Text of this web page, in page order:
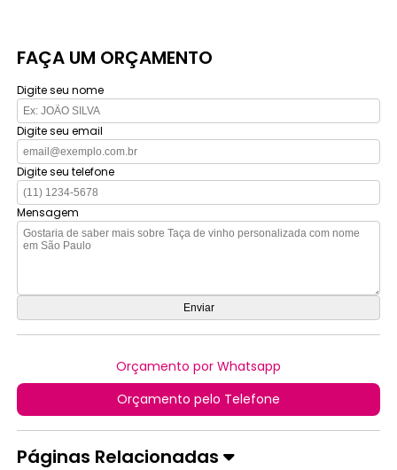
FAÇA UM ORÇAMENTO
Digite seu nome
Digite seu email
Digite seu telefone
Mensagem
Orçamento por Whatsapp
Orçamento pelo Telefone
Páginas Relacionadas